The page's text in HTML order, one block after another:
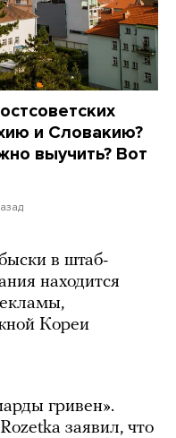
и Словакию?
выучить? Вот
в штаб-
находится
Кореи
гривен».
заявил, что